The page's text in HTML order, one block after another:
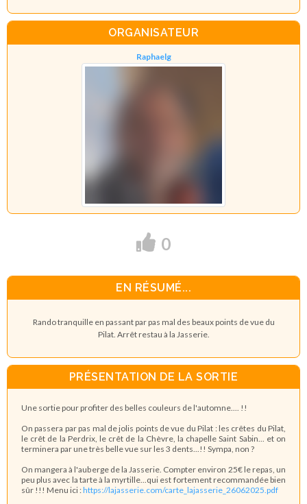
ORGANISATEUR
Raphaelg
0
EN RÉSUMÉ...
Rando tranquille en passant par pas mal des beaux points de vue du
Pilat. Arrêt restau à la Jasserie.
PRÉSENTATION DE LA SORTIE
Une sortie pour profiter des belles couleurs de l'automne.... !!
On passera par pas mal de jolis points de vue du Pilat : les crêtes du Pilat,
le crêt de la Perdrix, le crêt de la Chèvre, la chapelle Saint Sabin... et on
terminera par une très belle vue sur les 3 dents...!! Sympa, non ?
On mangera à l'auberge de la Jasserie. Compter environ 25€ le repas, un
peu plus avec la tarte à la myrtille...qui est fortement recommandée bien
sûr !!! Menu ici :https://lajasserie.com/carte_lajasserie_26062025.pdf